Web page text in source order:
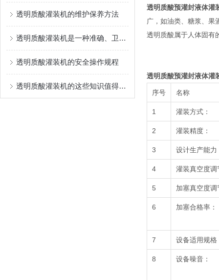
透明质酸灌装机的维护保养方法
透明质酸灌装机是一种准确、卫生的灌装设备
透明质酸灌装机的安全操作规程
透明质酸灌装机的这些知识值得我们学习
透明质酸预灌封液体灌
广，如油类、糖浆、果
透明质酸属于人体固有
透明质酸预灌封液体灌
序号 名称
1 灌装方式：
2 灌装精度：
3 设计生产能力
4 灌装真空度调
5 加塞真空度调
6 加塞合格率：
7 设备适用规格
8 设备噪音：